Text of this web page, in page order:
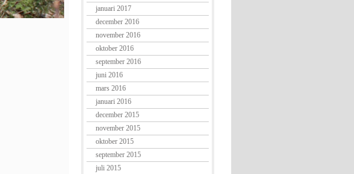
januari 2017
december 2016
november 2016
oktober 2016
september 2016
juni 2016
mars 2016
januari 2016
december 2015
november 2015
oktober 2015
september 2015
juli 2015